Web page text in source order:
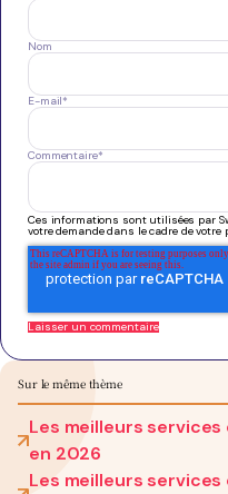
Nom
E-mail*
Commentaire*
Ces informations sont utilisées par
votre demande dans le cadre de votre
Sur le même thème
Les meilleurs services
en 2026
Les meilleurs